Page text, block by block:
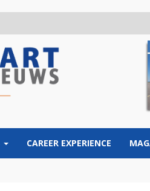
CAREER EXPERIENCE